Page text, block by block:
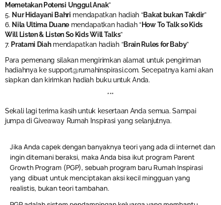
Memetakan Potensi Unggul Anak”
5. Nur Hidayani Bahri mendapatkan hadiah “Bakat bukan Takdir”
6. Nila Ultima Duane mendapatkan hadiah “ How To Talk so Kids
Will Listen & Listen So Kids Will Talks”
7. Pratami Diahmendapatkan hadiah “Brain Rules for Baby”
Para pemenang silakan mengirimkan alamat untuk pengiriman
hadiahnya kesupport@rumahinspirasi.com. Secepatnya kami akan
siapkan dan kirimkan hadiah buku untuk Anda.
***
Sekali lagi terima kasih untuk kesertaan Anda semua. Sampai
jumpa di Giveaway Rumah Inspirasi yang selanjutnya.
Jika Anda capek dengan banyaknya teori yang ada di internet dan
ingin ditemani beraksi, maka Anda bisa ikut program Parent
Growth Program (PGP), sebuah program baru Rumah Inspirasi
yang dibuat untuk menciptakan aksi kecil mingguan yang
realistis, bukan teori tambahan.